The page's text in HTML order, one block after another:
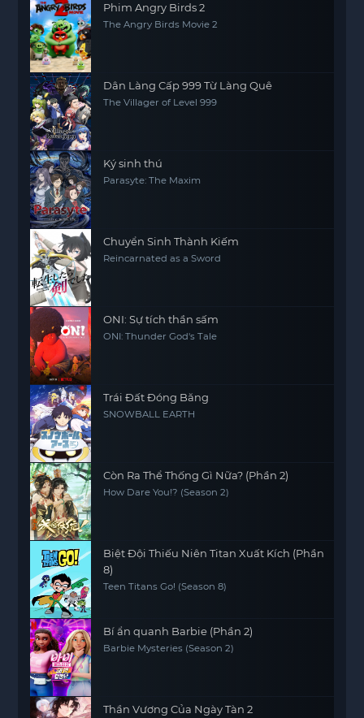
Phim Angry Birds 2
The Angry Birds Movie 2
Dân Làng Cấp 999 Từ Làng Quê
The Villager of Level 999
Ký sinh thú
Parasyte: The Maxim
Chuyển Sinh Thành Kiếm
Reincarnated as a Sword
ONI: Sự tích thần sấm
ONI: Thunder God's Tale
Trái Đất Đóng Băng
SNOWBALL EARTH
Còn Ra Thể Thống Gì Nữa? (Phần 2)
How Dare You!? (Season 2)
Biệt Đội Thiếu Niên Titan Xuất Kích (Phần
8)
Teen Titans Go! (Season 8)
Bí ẩn quanh Barbie (Phần 2)
Barbie Mysteries (Season 2)
Thần Vương Của Ngày Tàn 2